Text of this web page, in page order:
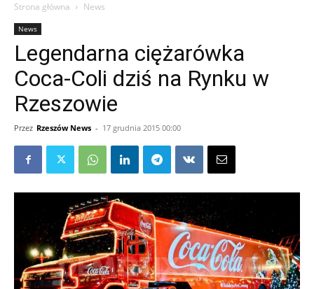
Strona główna News
News
Legendarna ciężarówka
Coca-Coli dziś na Rynku w
Rzeszowie
Przez Rzeszów News - 17 grudnia 2015 00:00